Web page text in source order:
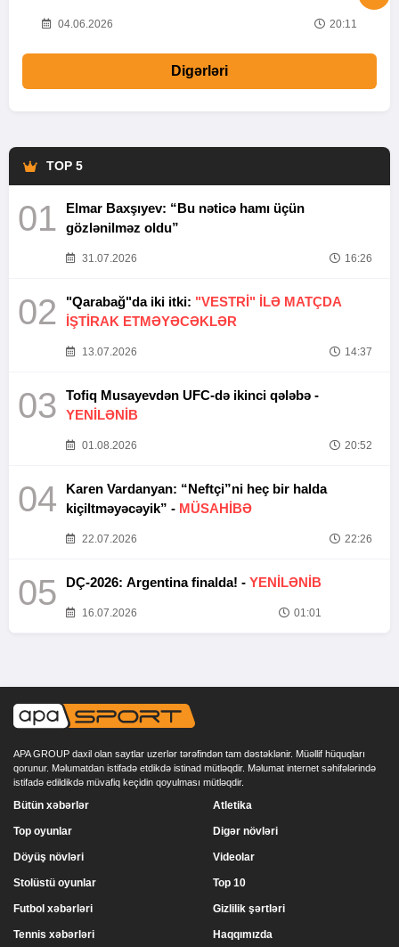
04.06.2026 20:11
Digərləri
TOP 5
01
Elmar Baxşıyev: “Bu nəticə hamı üçün
gözlənilməz oldu”
31.07.2026 16:26
02 "Qarabağ"da iki itki: "VESTRİ" İLƏ MATÇDA
İŞTİRAK ETMƏYƏCƏKLƏR
13.07.2026 14:37
03
Tofiq Musayevdən UFC-də ikinci qələbə -
YENİLƏNİB
01.08.2026 20:52
04
Karen Vardanyan: “Neftçi”ni heç bir halda
kiçiltməyəcəyik” - MÜSAHİBƏ
22.07.2026 22:26
05 DÇ-2026: Argentina finalda! - YENİLƏNİB
16.07.2026 01:01
APA GROUP daxil olan saytlar uzerlər tərəfindən tam dəstəklənir. Müəllif hüquqları
qorunur. Məlumatdan istifadə etdikdə istinad mütləqdir. Məlumat internet səhifələrində
istifadə edildikdə müvafiq keçidin qoyulması mütləqdir.
Bütün xəbərlər
Top oyunlar
Döyüş növləri
Stolüstü oyunlar
Atletika
Digər növləri
Videolar
Top 10
Futbol xəbərləri
Tennis xəbərləri
Gizlilik şərtləri
Haqqımızda